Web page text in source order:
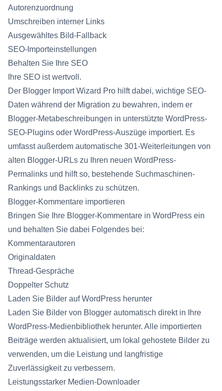
Autorenzuordnung
Umschreiben interner Links
Ausgewähltes Bild-Fallback
SEO-Importeinstellungen
Behalten Sie Ihre SEO
Ihre SEO ist wertvoll.
Der Blogger Import Wizard Pro hilft dabei, wichtige SEO-
Daten während der Migration zu bewahren, indem er
Blogger-Metabeschreibungen in unterstützte WordPress-
SEO-Plugins oder WordPress-Auszüge importiert. Es
umfasst außerdem automatische 301-Weiterleitungen von
alten Blogger-URLs zu Ihren neuen WordPress-
Permalinks und hilft so, bestehende Suchmaschinen-
Rankings und Backlinks zu schützen.
Blogger-Kommentare importieren
Bringen Sie Ihre Blogger-Kommentare in WordPress ein
und behalten Sie dabei Folgendes bei:
Kommentarautoren
Originaldaten
Thread-Gespräche
Doppelter Schutz
Laden Sie Bilder auf WordPress herunter
Laden Sie Bilder von Blogger automatisch direkt in Ihre
WordPress-Medienbibliothek herunter. Alle importierten
Beiträge werden aktualisiert, um lokal gehostete Bilder zu
verwenden, um die Leistung und langfristige
Zuverlässigkeit zu verbessern.
Leistungsstarker Medien-Downloader